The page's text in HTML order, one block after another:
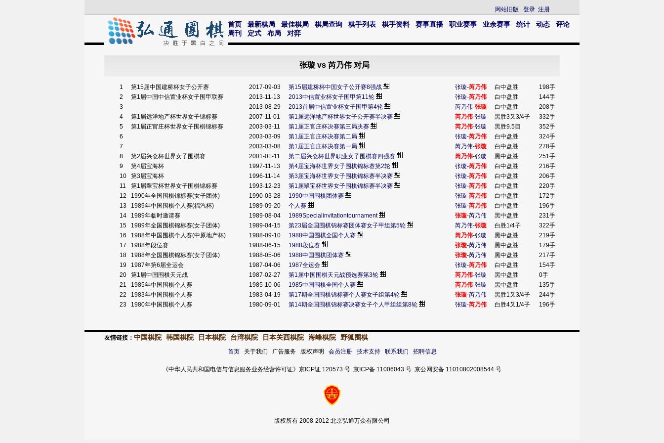
网站旧版 登录 注册
首页 最新棋局 最佳棋局 棋局查询 棋手列表 棋手资料 赛事直播 职业赛事 业余赛事 统计 动态
评论
周刊
定式 布局 对弈
张璇 vs 芮乃伟 对局
1 第15届中国建桥杯女子公开赛 2017-09-03 第15届建桥杯中国女子公开赛8强战 张璇-芮乃伟 白中盘胜
198手
2
第1届中国中信置业杯女子围甲联赛 2013-11-13 2013中信置业杯女子围甲第11轮 张璇-芮乃伟 白中盘胜
144手
3
2013-08-29 2013首届中信置业杯女子围甲第4轮 芮乃伟-张璇 白中盘胜
208手
4
第1届远洋地产杯世界女子锦标赛 2007-11-01 第1届远洋地产杯世界女子公开赛半决赛 芮乃伟-张璇 黑胜3又3/4子
332手
5
第1届正官庄杯世界女子围棋锦标赛 2003-03-11 第1届正官庄杯决赛第三局决赛 芮乃伟-张璇 黑胜9.5目
352手
6
2003-03-09 第1届正官庄杯决赛第二局 张璇-芮乃伟 白中盘胜
324手
7
2003-03-08 第1届正官庄杯决赛第一局 芮乃伟-张璇 白中盘胜
278手
8
第2届兴仓杯世界女子围棋赛 2001-01-11 第二届兴仓杯世界职业女子围棋赛四强赛 芮乃伟-张璇 黑中盘胜
251手
9
第4届宝海杯 1997-11-13 第4届宝海杯世界女子围棋锦标赛第2轮 张璇-芮乃伟 白中盘胜
216手
10
第3届宝海杯 1996-11-14 第3届宝海杯世界女子围棋锦标赛半决赛 张璇-芮乃伟 白中盘胜
206手
11
第1届翠宝杯世界女子围棋锦标赛 1993-12-23 第1届翠宝杯世界女子围棋锦标赛半决赛 张璇-芮乃伟 白中盘胜
220手
12
1990年全国围棋锦标赛(女子团体) 1990-03-28 1990中国围棋团体赛 张璇-芮乃伟 白中盘胜
172手
13
1989年中国围棋个人赛(福汽杯) 1989-09-20 个人赛 张璇-芮乃伟 白中盘胜
196手
14
1989年临时邀请赛 1989-08-04 1989Specialinvitationtournament 张璇-芮乃伟 黑中盘胜
231手
15
1989年全国围棋锦标赛(女子团体) 1989-04-15 第23届全国围棋锦标赛团体赛女子甲组第5轮 芮乃伟-张璇 白胜1/4子
322手
16
1988年中国围棋个人赛(中原地产杯) 1988-09-10 1988中国围棋全国个人赛 芮乃伟-张璇 黑中盘胜
219手
17
1988年段位赛 1988-06-15 1988段位赛 张璇-芮乃伟 黑中盘胜
179手
18
1988年全国围棋锦标赛(女子团体) 1988-05-06 1988中国围棋团体赛 张璇-芮乃伟 黑中盘胜
217手
19
1987年第6届全运会 1987-04-06 1987全运会 张璇-芮乃伟 白中盘胜
154手
20
第1届中国围棋天元战 1987-02-27 第1届中国围棋天元战预选赛第3轮 芮乃伟-张璇 黑中盘胜
0手
21
1985年中国围棋个人赛 1985-10-06 1985中国围棋全国个人赛 芮乃伟-张璇 黑中盘胜
135手
22
1983年中国围棋个人赛 1983-04-19 第17期全国围棋锦标赛个人赛女子组第4轮 张璇-芮乃伟 黑胜1又3/4子
244手
23
1980年中国围棋个人赛 1980-09-01 第14期全国围棋锦标赛决赛女子个人甲组组第8轮 张璇-芮乃伟 白胜4又1/4子 196手
友情链接： 中国棋院 韩国棋院 日本棋院 台湾棋院 日本关西棋院 海峰棋院 野狐围棋
首页关于我们 广告服务 版权声明 会员注册 技术支持 联系我们 招聘信息
《中华人民共和国电信与信息服务业务经营许可证》京ICP证 120573 号 京ICP备 11006043 号 京公网安备 11010802008544 号
版权所有 2008-2012 北京弘通万众有限公司